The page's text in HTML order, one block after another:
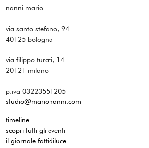
nanni mario
via santo stefano, 94
40125 bologna
via filippo turati, 14
20121 milano
p.iva 03223551205
studio@marionanni.com
timeline
scopri tutti gli eventi
il giornale fattidiluce